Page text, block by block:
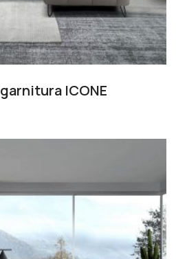
ICONE